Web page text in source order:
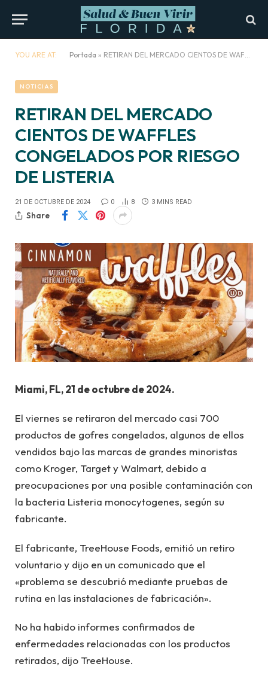
YOU ARE AT: Portada » RETIRAN DEL MERCADO CIENTOS DE WAFFLES CONGELADOS POR RIESGO DE LISTERIA
NOTICIAS
RETIRAN DEL MERCADO
CIENTOS DE WAFFLES
CONGELADOS POR RIESGO
DE LISTERIA
21 DE OCTUBRE DE 2024 0 8 3 MINS READ
Share
Miami, FL, 21 de octubre de 2024.
El viernes se retiraron del mercado casi 700
productos de gofres congelados, algunos de ellos
vendidos bajo las marcas de grandes minoristas
como Kroger, Target y Walmart, debido a
preocupaciones por una posible contaminación con
la bacteria Listeria monocytogenes, según su
fabricante.
El fabricante, TreeHouse Foods, emitió un retiro
voluntario y dijo en un comunicado que el
«problema se descubrió mediante pruebas de
rutina en las instalaciones de fabricación».
No ha habido informes confirmados de
enfermedades relacionadas con los productos
retirados, dijo TreeHouse.